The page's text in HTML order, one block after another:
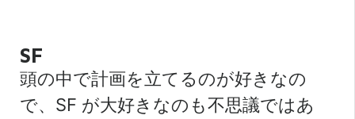
SF
頭の中で計画を立てるのが好きなの
で、SF が大好きなのも不思議ではあ